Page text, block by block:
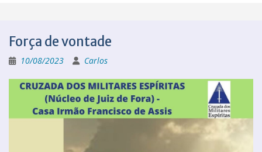
Força de vontade
10/08/2023 Carlos